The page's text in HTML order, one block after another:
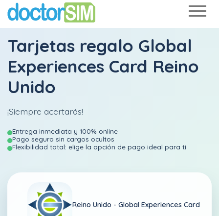
Tarjetas regalo Global
Experiences Card Reino
Unido
¡Siempre acertarás!
Entrega inmediata y 100% online
Pago seguro sin cargos ocultos
Flexibilidad total: elige la opción de pago ideal para ti
Reino Unido - Global Experiences Card